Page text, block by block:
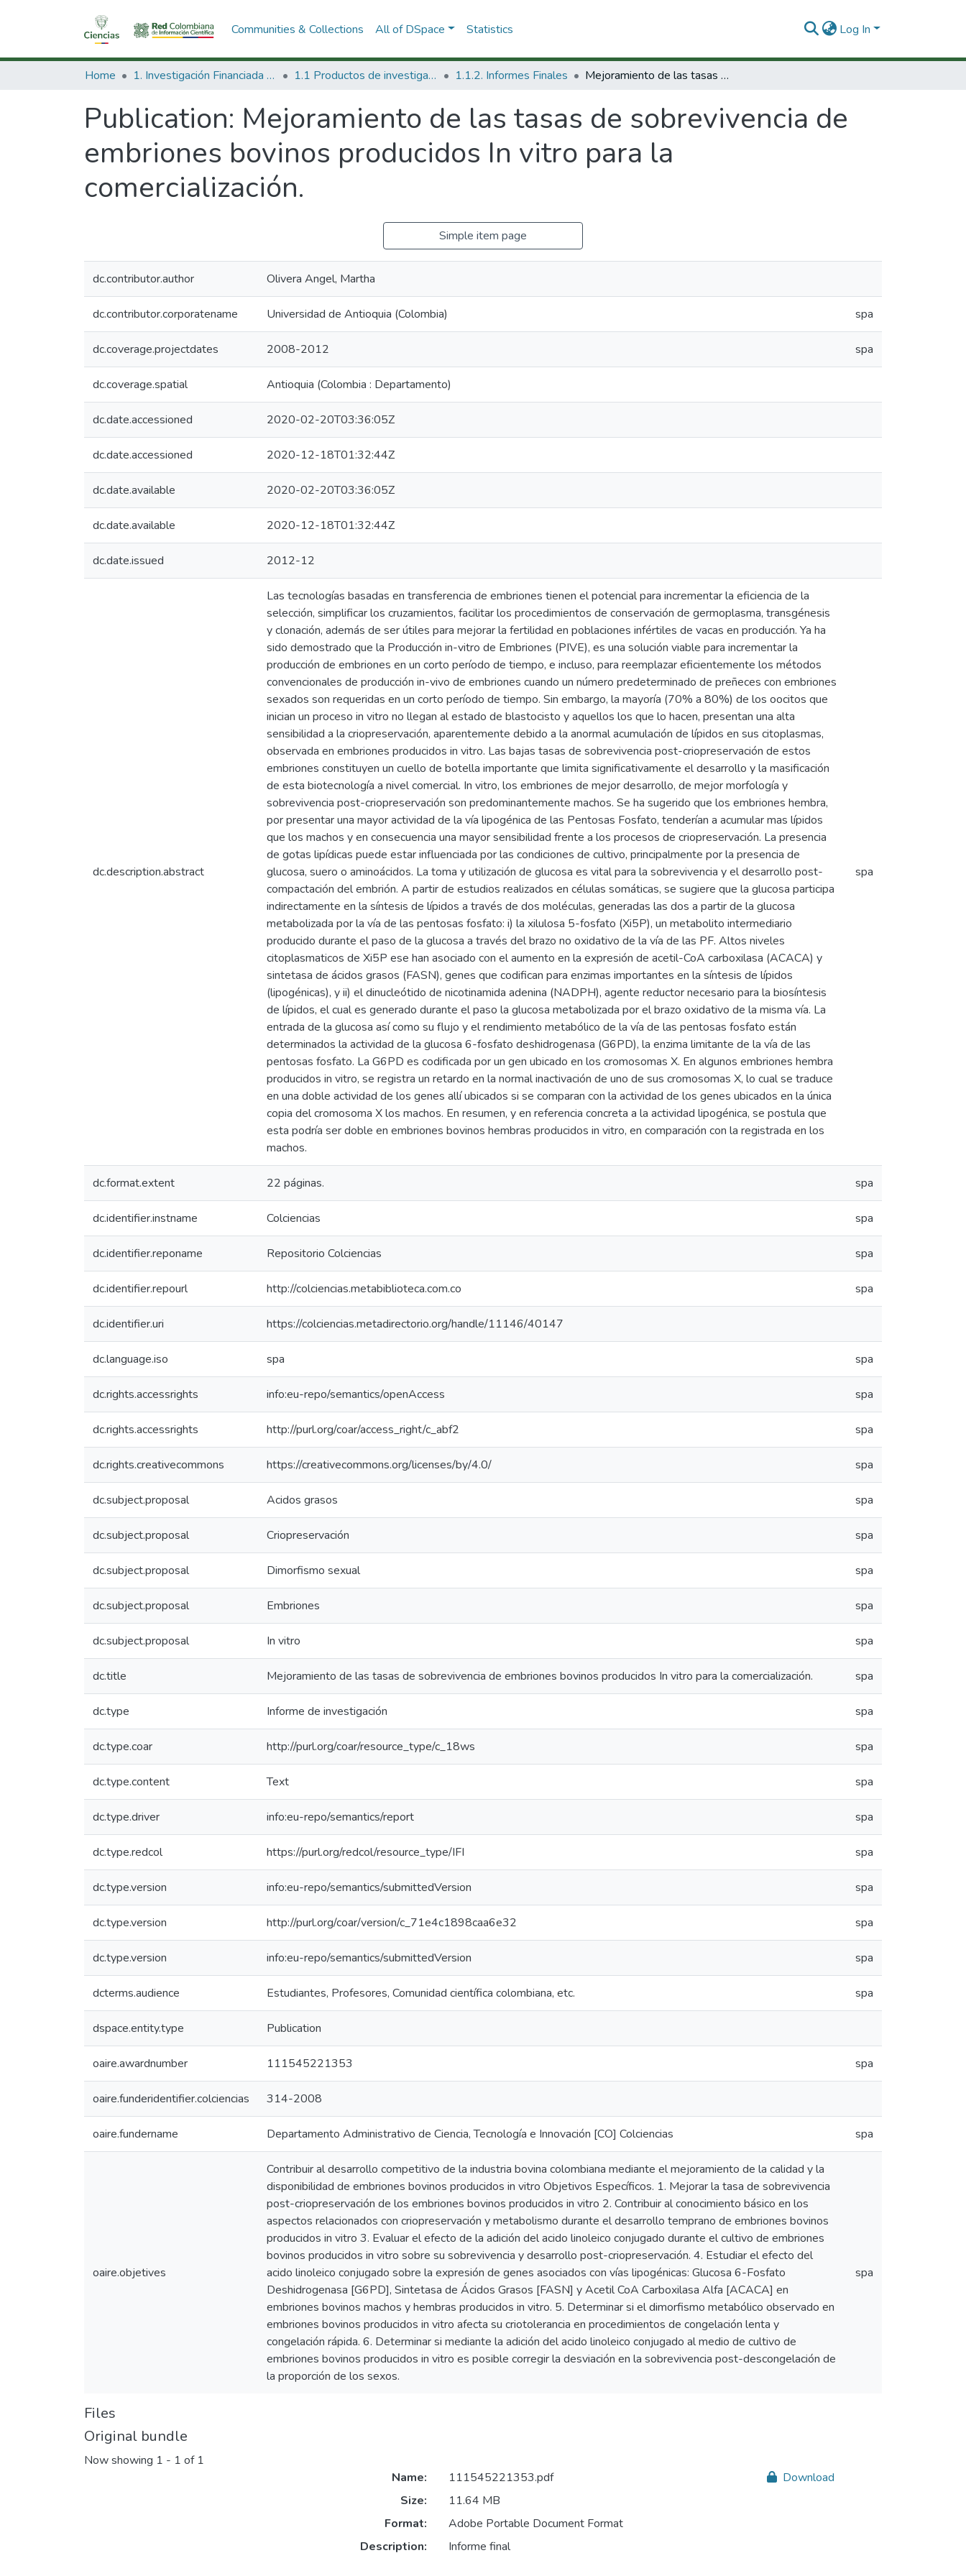
Communities & Collections All of DSpace Statistics Log In
Home 1. Investigación Financiada con Recursos Públicos 1.1 Productos de investigación 1.1.2. Informes Finales Mejoramiento de las tasas de sobrevivencia de embriones bovinos producidos In vitro para la comercialización.
Publication: Mejoramiento de las tasas de sobrevivencia de
embriones bovinos producidos In vitro para la
comercialización.
Simple item page
dc.contributor.author Olivera Angel, Martha
dc.contributor.corporatename Universidad de Antioquia (Colombia) spa
dc.coverage.projectdates 2008-2012 spa
dc.coverage.spatial Antioquia (Colombia : Departamento)
dc.date.accessioned 2020-02-20T03:36:05Z
dc.date.accessioned 2020-12-18T01:32:44Z
dc.date.available 2020-02-20T03:36:05Z
dc.date.available 2020-12-18T01:32:44Z
dc.date.issued 2012-12
dc.description.abstract
Las tecnologías basadas en transferencia de embriones tienen el potencial para incrementar la eficiencia de la
selección, simplificar los cruzamientos, facilitar los procedimientos de conservación de germoplasma, transgénesis
y clonación, además de ser útiles para mejorar la fertilidad en poblaciones infértiles de vacas en producción. Ya ha
sido demostrado que la Producción in-vitro de Embriones (PIVE), es una solución viable para incrementar la
producción de embriones en un corto período de tiempo, e incluso, para reemplazar eficientemente los métodos
convencionales de producción in-vivo de embriones cuando un número predeterminado de preñeces con embriones
sexados son requeridas en un corto período de tiempo. Sin embargo, la mayoría (70% a 80%) de los oocitos que
inician un proceso in vitro no llegan al estado de blastocisto y aquellos los que lo hacen, presentan una alta
sensibilidad a la criopreservación, aparentemente debido a la anormal acumulación de lípidos en sus citoplasmas,
observada en embriones producidos in vitro. Las bajas tasas de sobrevivencia post-criopreservación de estos
embriones constituyen un cuello de botella importante que limita significativamente el desarrollo y la masificación
de esta biotecnología a nivel comercial. In vitro, los embriones de mejor desarrollo, de mejor morfología y
sobrevivencia post-criopreservación son predominantemente machos. Se ha sugerido que los embriones hembra,
por presentar una mayor actividad de la vía lipogénica de las Pentosas Fosfato, tenderían a acumular mas lípidos
que los machos y en consecuencia una mayor sensibilidad frente a los procesos de criopreservación. La presencia
de gotas lipídicas puede estar influenciada por las condiciones de cultivo, principalmente por la presencia de
glucosa, suero o aminoácidos. La toma y utilización de glucosa es vital para la sobrevivencia y el desarrollo post-
compactación del embrión. A partir de estudios realizados en células somáticas, se sugiere que la glucosa participa
indirectamente en la síntesis de lípidos a través de dos moléculas, generadas las dos a partir de la glucosa
metabolizada por la vía de las pentosas fosfato: i) la xilulosa 5-fosfato (Xi5P), un metabolito intermediario
producido durante el paso de la glucosa a través del brazo no oxidativo de la vía de las PF. Altos niveles
citoplasmaticos de Xi5P ese han asociado con el aumento en la expresión de acetil-CoA carboxilasa (ACACA) y
sintetasa de ácidos grasos (FASN), genes que codifican para enzimas importantes en la síntesis de lípidos
(lipogénicas), y ii) el dinucleótido de nicotinamida adenina (NADPH), agente reductor necesario para la biosíntesis
de lípidos, el cual es generado durante el paso la glucosa metabolizada por el brazo oxidativo de la misma vía. La
entrada de la glucosa así como su flujo y el rendimiento metabólico de la vía de las pentosas fosfato están
determinados la actividad de la glucosa 6-fosfato deshidrogenasa (G6PD), la enzima limitante de la vía de las
pentosas fosfato. La G6PD es codificada por un gen ubicado en los cromosomas X. En algunos embriones hembra
producidos in vitro, se registra un retardo en la normal inactivación de uno de sus cromosomas X, lo cual se traduce
en una doble actividad de los genes allí ubicados si se comparan con la actividad de los genes ubicados en la única
copia del cromosoma X los machos. En resumen, y en referencia concreta a la actividad lipogénica, se postula que
esta podría ser doble en embriones bovinos hembras producidos in vitro, en comparación con la registrada en los
machos.
spa
dc.format.extent 22 páginas. spa
dc.identifier.instname Colciencias spa
dc.identifier.reponame Repositorio Colciencias spa
dc.identifier.repourl http://colciencias.metabiblioteca.com.co spa
dc.identifier.uri https://colciencias.metadirectorio.org/handle/11146/40147
dc.language.iso spa spa
dc.rights.accessrights info:eu-repo/semantics/openAccess spa
dc.rights.accessrights http://purl.org/coar/access_right/c_abf2 spa
dc.rights.creativecommons https://creativecommons.org/licenses/by/4.0/ spa
dc.subject.proposal Acidos grasos spa
dc.subject.proposal Criopreservación spa
dc.subject.proposal Dimorfismo sexual spa
dc.subject.proposal Embriones spa
dc.subject.proposal In vitro spa
dc.title Mejoramiento de las tasas de sobrevivencia de embriones bovinos producidos In vitro para la comercialización. spa
dc.type Informe de investigación spa
dc.type.coar http://purl.org/coar/resource_type/c_18ws spa
dc.type.content Text spa
dc.type.driver info:eu-repo/semantics/report spa
dc.type.redcol https://purl.org/redcol/resource_type/IFI spa
dc.type.version info:eu-repo/semantics/submittedVersion spa
dc.type.version http://purl.org/coar/version/c_71e4c1898caa6e32 spa
dc.type.version info:eu-repo/semantics/submittedVersion spa
dcterms.audience Estudiantes, Profesores, Comunidad científica colombiana, etc. spa
dspace.entity.type Publication
oaire.awardnumber 111545221353 spa
oaire.funderidentifier.colciencias 314-2008
oaire.fundername Departamento Administrativo de Ciencia, Tecnología e Innovación [CO] Colciencias spa
oaire.objetives
Contribuir al desarrollo competitivo de la industria bovina colombiana mediante el mejoramiento de la calidad y la
disponibilidad de embriones bovinos producidos in vitro Objetivos Específicos. 1. Mejorar la tasa de sobrevivencia
post-criopreservación de los embriones bovinos producidos in vitro 2. Contribuir al conocimiento básico en los
aspectos relacionados con criopreservación y metabolismo durante el desarrollo temprano de embriones bovinos
producidos in vitro 3. Evaluar el efecto de la adición del acido linoleico conjugado durante el cultivo de embriones
bovinos producidos in vitro sobre su sobrevivencia y desarrollo post-criopreservación. 4. Estudiar el efecto del
acido linoleico conjugado sobre la expresión de genes asociados con vías lipogénicas: Glucosa 6-Fosfato
Deshidrogenasa [G6PD], Sintetasa de Ácidos Grasos [FASN] y Acetil CoA Carboxilasa Alfa [ACACA] en
embriones bovinos machos y hembras producidos in vitro. 5. Determinar si el dimorfismo metabólico observado en
embriones bovinos producidos in vitro afecta su criotolerancia en procedimientos de congelación lenta y
congelación rápida. 6. Determinar si mediante la adición del acido linoleico conjugado al medio de cultivo de
embriones bovinos producidos in vitro es posible corregir la desviación en la sobrevivencia post-descongelación de
la proporción de los sexos.
spa
Files
Original bundle
Now showing 1 - 1 of 1
Name:
111545221353.pdf
Size:
11.64 MB
Format:
Adobe Portable Document Format
Description:
Informe final
Download